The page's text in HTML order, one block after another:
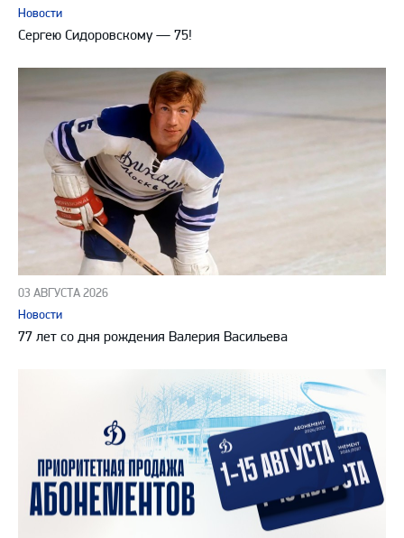
Новости
Сергею Сидоровскому — 75!
03 АВГУСТА 2026
Новости
77 лет со дня рождения Валерия Васильева